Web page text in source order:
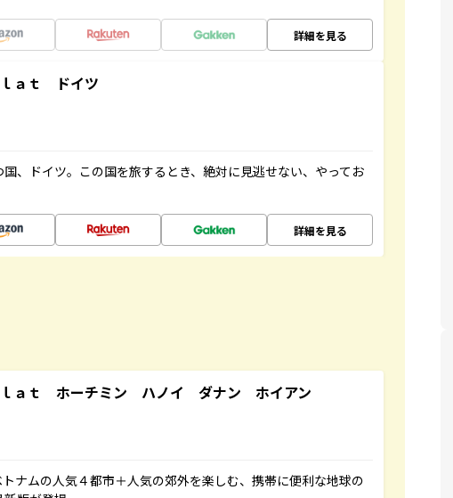
詳細を見る
ａｔ ドイツ
、ドイツ。この国を旅するとき、絶対に見逃せない、やってお
詳細を見る
ａｔ ホーチミン ハノイ ダナン ホイアン
ナムの人気４都市＋人気の郊外を楽しむ、携帯に便利な地球の